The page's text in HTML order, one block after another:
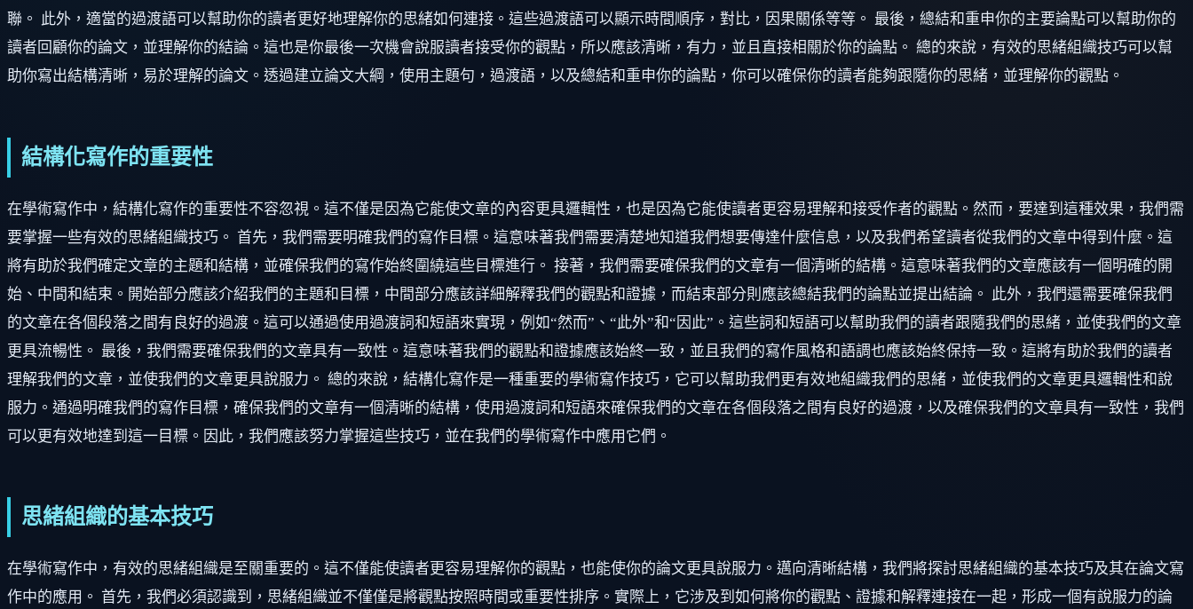
聯。 此外，適當的過渡語可以幫助你的讀者更好地理解你的思緒如何連接。這些過渡語可以顯示時間順序，對比，因果關係等等。 最後，總結和重申你的主要論點可以幫助你的
讀者回顧你的論文，並理解你的結論。這也是你最後一次機會說服讀者接受你的觀點，所以應該清晰，有力，並且直接相關於你的論點。 總的來說，有效的思緒組織技巧可以幫
助你寫出結構清晰，易於理解的論文。透過建立論文大綱，使用主題句，過渡語，以及總結和重申你的論點，你可以確保你的讀者能夠跟隨你的思緒，並理解你的觀點。
結構化寫作的重要性
在學術寫作中，結構化寫作的重要性不容忽視。這不僅是因為它能使文章的內容更具邏輯性，也是因為它能使讀者更容易理解和接受作者的觀點。然而，要達到這種效果，我們需
要掌握一些有效的思緒組織技巧。 首先，我們需要明確我們的寫作目標。這意味著我們需要清楚地知道我們想要傳達什麼信息，以及我們希望讀者從我們的文章中得到什麼。這
將有助於我們確定文章的主題和結構，並確保我們的寫作始終圍繞這些目標進行。 接著，我們需要確保我們的文章有一個清晰的結構。這意味著我們的文章應該有一個明確的開
始、中間和結束。開始部分應該介紹我們的主題和目標，中間部分應該詳細解釋我們的觀點和證據，而結束部分則應該總結我們的論點並提出結論。 此外，我們還需要確保我們
的文章在各個段落之間有良好的過渡。這可以通過使用過渡詞和短語來實現，例如“然而”、“此外”和“因此”。這些詞和短語可以幫助我們的讀者跟隨我們的思緒，並使我們的文章
更具流暢性。 最後，我們需要確保我們的文章具有一致性。這意味著我們的觀點和證據應該始終一致，並且我們的寫作風格和語調也應該始終保持一致。這將有助於我們的讀者
理解我們的文章，並使我們的文章更具說服力。 總的來說，結構化寫作是一種重要的學術寫作技巧，它可以幫助我們更有效地組織我們的思緒，並使我們的文章更具邏輯性和說
服力。通過明確我們的寫作目標，確保我們的文章有一個清晰的結構，使用過渡詞和短語來確保我們的文章在各個段落之間有良好的過渡，以及確保我們的文章具有一致性，我們
可以更有效地達到這一目標。因此，我們應該努力掌握這些技巧，並在我們的學術寫作中應用它們。
思緒組織的基本技巧
在學術寫作中，有效的思緒組織是至關重要的。這不僅能使讀者更容易理解你的觀點，也能使你的論文更具說服力。邁向清晰結構，我們將探討思緒組織的基本技巧及其在論文寫
作中的應用。 首先，我們必須認識到，思緒組織並不僅僅是將觀點按照時間或重要性排序。實際上，它涉及到如何將你的觀點、證據和解釋連接在一起，形成一個有說服力的論